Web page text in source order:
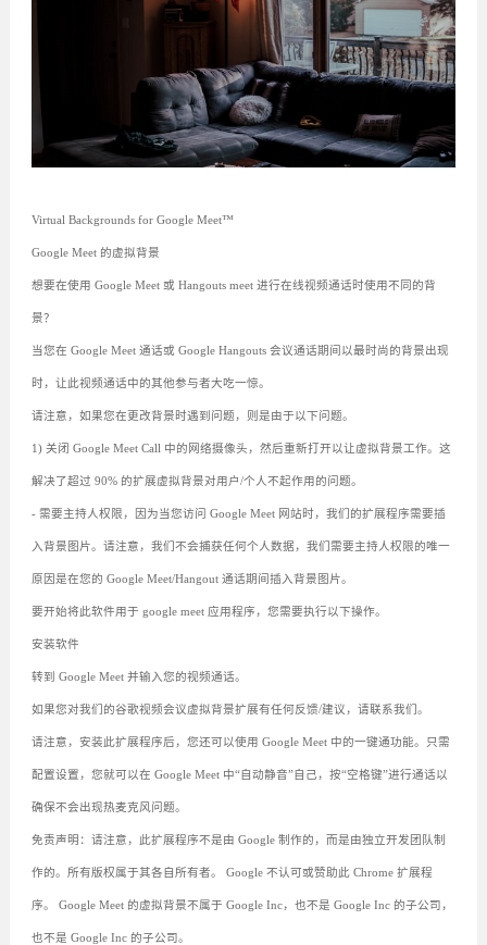
Virtual Backgrounds for Google Meet™
Google Meet 的虚拟背景
想要在使用 Google Meet 或 Hangouts meet 进行在线视频通话时使用不同的背
景？
当您在 Google Meet 通话或 Google Hangouts 会议通话期间以最时尚的背景出现
时，让此视频通话中的其他参与者大吃一惊。
请注意，如果您在更改背景时遇到问题，则是由于以下问题。
1) 关闭 Google Meet Call 中的网络摄像头，然后重新打开以让虚拟背景工作。这
解决了超过 90% 的扩展虚拟背景对用户/个人不起作用的问题。
- 需要主持人权限，因为当您访问 Google Meet 网站时，我们的扩展程序需要插
入背景图片。请注意，我们不会捕获任何个人数据，我们需要主持人权限的唯一
原因是在您的 Google Meet/Hangout 通话期间插入背景图片。
要开始将此软件用于 google meet 应用程序，您需要执行以下操作。
安装软件
转到 Google Meet 并输入您的视频通话。
如果您对我们的谷歌视频会议虚拟背景扩展有任何反馈/建议，请联系我们。
请注意，安装此扩展程序后，您还可以使用 Google Meet 中的一键通功能。只需
配置设置，您就可以在 Google Meet 中“自动静音”自己，按“空格键”进行通话以
确保不会出现热麦克风问题。
免责声明：请注意，此扩展程序不是由 Google 制作的，而是由独立开发团队制
作的。所有版权属于其各自所有者。 Google 不认可或赞助此 Chrome 扩展程
序。 Google Meet 的虚拟背景不属于 Google Inc，也不是 Google Inc 的子公司，
也不是 Google Inc 的子公司。